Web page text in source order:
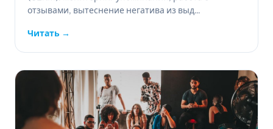
отзывами, вытеснение негатива из выд...
Читать →